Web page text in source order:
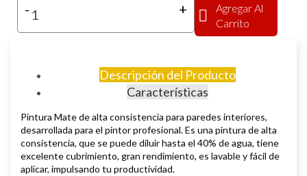
- +
Agregar Al
Carrito
Descripción del Producto
Características
Pintura Mate de alta consistencia para paredes interiores,
desarrollada para el pintor profesional. Es una pintura de alta
consistencia, que se puede diluir hasta el 40% de agua, tiene
excelente cubrimiento, gran rendimiento, es lavable y fácil de
aplicar, impulsando tu productividad.